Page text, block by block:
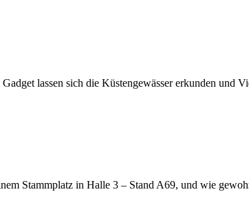
lassen sich die Küstengewässer erkunden und
Stammplatz in Halle 3 – Stand A69, und wie